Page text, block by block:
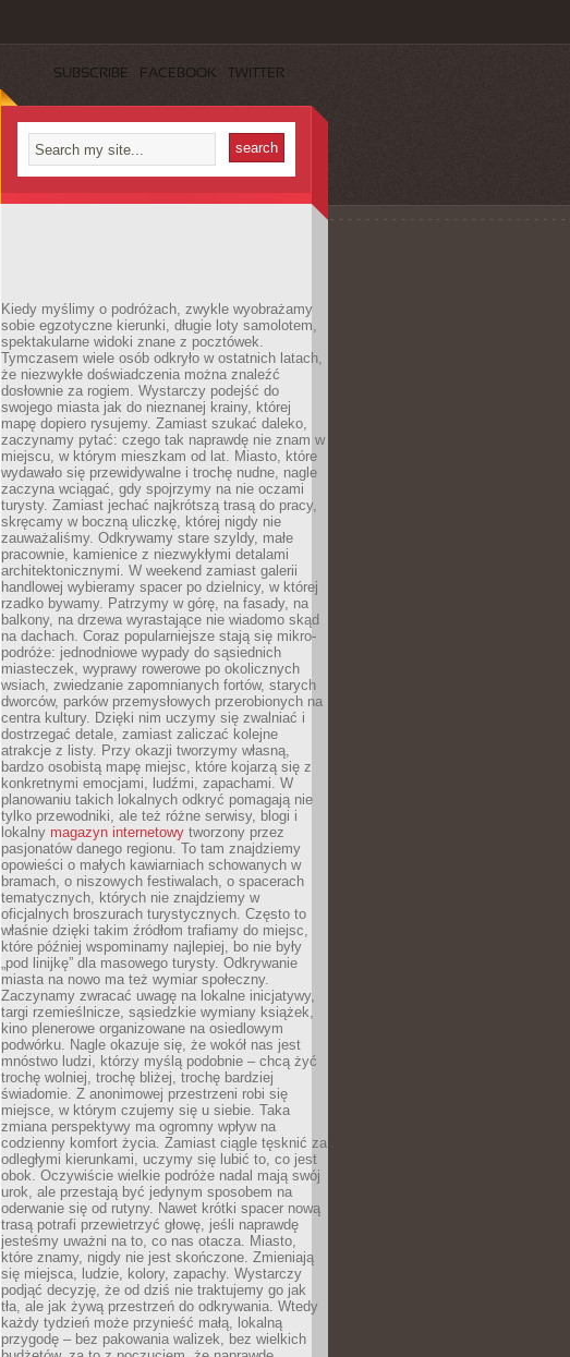
SUBSCRIBE FACEBOOK TWITTER
Kiedy myślimy o podróżach, zwykle wyobrażamy
sobie egzotyczne kierunki, długie loty samolotem,
spektakularne widoki znane z pocztówek.
Tymczasem wiele osób odkryło w ostatnich latach,
że niezwykłe doświadczenia można znaleźć
dosłownie za rogiem. Wystarczy podejść do
swojego miasta jak do nieznanej krainy, której
mapę dopiero rysujemy. Zamiast szukać daleko,
zaczynamy pytać: czego tak naprawdę nie znam w
miejscu, w którym mieszkam od lat. Miasto, które
wydawało się przewidywalne i trochę nudne, nagle
zaczyna wciągać, gdy spojrzymy na nie oczami
turysty. Zamiast jechać najkrótszą trasą do pracy,
skręcamy w boczną uliczkę, której nigdy nie
zauważaliśmy. Odkrywamy stare szyldy, małe
pracownie, kamienice z niezwykłymi detalami
architektonicznymi. W weekend zamiast galerii
handlowej wybieramy spacer po dzielnicy, w której
rzadko bywamy. Patrzymy w górę, na fasady, na
balkony, na drzewa wyrastające nie wiadomo skąd
na dachach. Coraz popularniejsze stają się mikro-
podróże: jednodniowe wypady do sąsiednich
miasteczek, wyprawy rowerowe po okolicznych
wsiach, zwiedzanie zapomnianych fortów, starych
dworców, parków przemysłowych przerobionych na
centra kultury. Dzięki nim uczymy się zwalniać i
dostrzegać detale, zamiast zaliczać kolejne
atrakcje z listy. Przy okazji tworzymy własną,
bardzo osobistą mapę miejsc, które kojarzą się z
konkretnymi emocjami, ludźmi, zapachami. W
planowaniu takich lokalnych odkryć pomagają nie
tylko przewodniki, ale też różne serwisy, blogi i
lokalny magazyn internetowy tworzony przez
pasjonatów danego regionu. To tam znajdziemy
opowieści o małych kawiarniach schowanych w
bramach, o niszowych festiwalach, o spacerach
tematycznych, których nie znajdziemy w
oficjalnych broszurach turystycznych. Często to
właśnie dzięki takim źródłom trafiamy do miejsc,
które później wspominamy najlepiej, bo nie były
„pod linijkę” dla masowego turysty. Odkrywanie
miasta na nowo ma też wymiar społeczny.
Zaczynamy zwracać uwagę na lokalne inicjatywy,
targi rzemieślnicze, sąsiedzkie wymiany książek,
kino plenerowe organizowane na osiedlowym
podwórku. Nagle okazuje się, że wokół nas jest
mnóstwo ludzi, którzy myślą podobnie – chcą żyć
trochę wolniej, trochę bliżej, trochę bardziej
świadomie. Z anonimowej przestrzeni robi się
miejsce, w którym czujemy się u siebie. Taka
zmiana perspektywy ma ogromny wpływ na
codzienny komfort życia. Zamiast ciągle tęsknić za
odległymi kierunkami, uczymy się lubić to, co jest
obok. Oczywiście wielkie podróże nadal mają swój
urok, ale przestają być jedynym sposobem na
oderwanie się od rutyny. Nawet krótki spacer nową
trasą potrafi przewietrzyć głowę, jeśli naprawdę
jesteśmy uważni na to, co nas otacza. Miasto,
które znamy, nigdy nie jest skończone. Zmieniają
się miejsca, ludzie, kolory, zapachy. Wystarczy
podjąć decyzję, że od dziś nie traktujemy go jak
tła, ale jak żywą przestrzeń do odkrywania. Wtedy
każdy tydzień może przynieść małą, lokalną
przygodę – bez pakowania walizek, bez wielkich